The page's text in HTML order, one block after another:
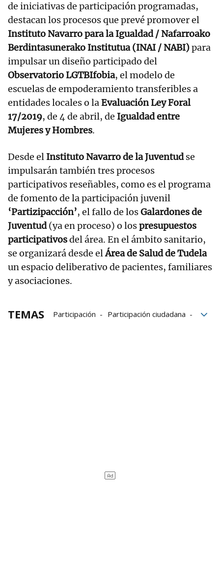
de iniciativas de participación programadas,
destacan los procesos que prevé promover el
Instituto Navarro para la Igualdad / Nafarroako
Berdintasunerako Institutua (INAI / NABI)para
impulsar un diseño participado del
Observatorio LGTBIfobia, el modelo de
escuelas de empoderamiento transferibles a
entidades locales o laEvaluación Ley Foral
17/2019, de 4 de abril, de Igualdad entre
Mujeres y Hombres.
Desde el Instituto Navarro de la Juventudse
impulsarán también tres procesos
participativos reseñables, como es el programa
de fomento de la participación juvenil
‘Partizipacción’, el fallo de losGalardones de
Juventud(ya en proceso) o lospresupuestos
participativosdel área. En el ámbito sanitario,
se organizará desde elÁrea de Salud de Tudela
un espacio deliberativo de pacientes, familiares
y asociaciones.
TEMAS Participación
Participación ciudadana